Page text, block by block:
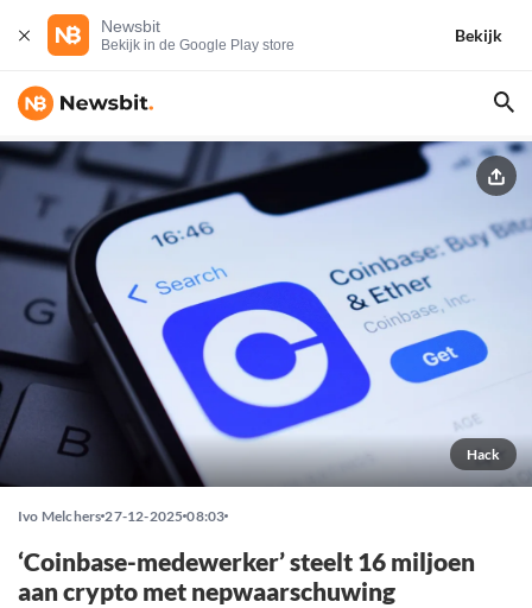
Newsbit
Bekijk in de Google Play store
Bekijk
Hack
Ivo Melchers 27-12-2025 08:03
‘Coinbase-medewerker’ steelt 16 miljoen
aan crypto met nepwaarschuwing